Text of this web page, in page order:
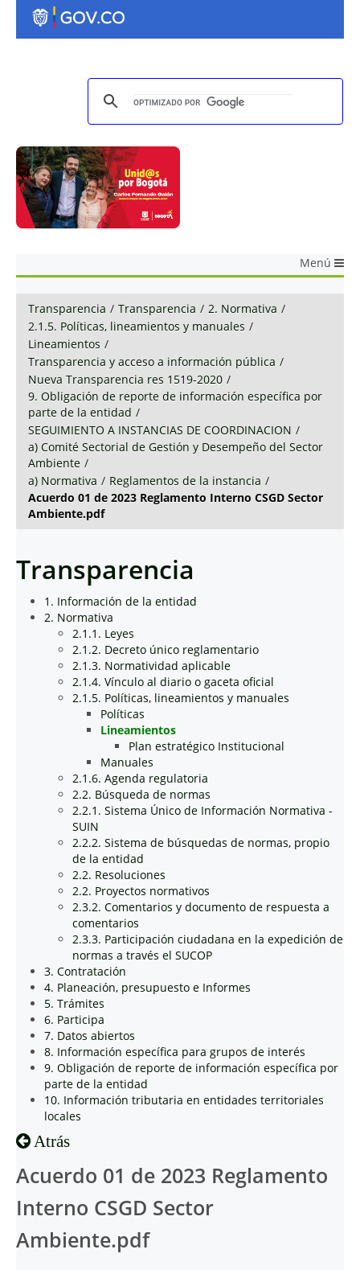
Menú
Transparencia / Transparencia / 2. Normativa /
2.1.5. Políticas, lineamientos y manuales /
Lineamientos /
Transparencia y acceso a información pública /
Nueva Transparencia res 1519-2020 /
9. Obligación de reporte de información específica por
parte de la entidad /
SEGUIMIENTO A INSTANCIAS DE COORDINACION /
a) Comité Sectorial de Gestión y Desempeño del Sector
Ambiente /
a) Normativa / Reglamentos de la instancia /
Acuerdo 01 de 2023 Reglamento Interno CSGD Sector
Ambiente.pdf
Transparencia
1. Información de la entidad
2. Normativa
2.1.1. Leyes
2.1.2. Decreto único reglamentario
2.1.3. Normatividad aplicable
2.1.4. Vínculo al diario o gaceta oficial
2.1.5. Políticas, lineamientos y manuales
Políticas
Lineamientos
Plan estratégico Institucional
Manuales
2.1.6. Agenda regulatoria
2.2. Búsqueda de normas
2.2.1. Sistema Único de Información Normativa -
SUIN
2.2.2. Sistema de búsquedas de normas, propio
de la entidad
2.2. Resoluciones
2.2. Proyectos normativos
2.3.2. Comentarios y documento de respuesta a
comentarios
2.3.3. Participación ciudadana en la expedición de
normas a través el SUCOP
3. Contratación
4. Planeación, presupuesto e Informes
5. Trámites
6. Participa
7. Datos abiertos
8. Información específica para grupos de interés
9. Obligación de reporte de información específica por
parte de la entidad
10. Información tributaria en entidades territoriales
locales
Atrás
Acuerdo 01 de 2023 Reglamento
Interno CSGD Sector
Ambiente.pdf